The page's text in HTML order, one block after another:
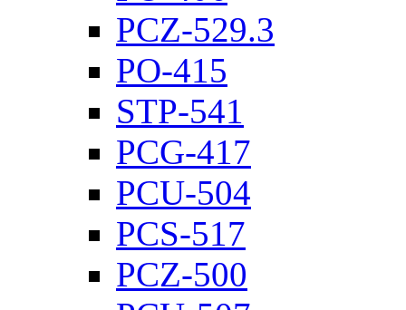
PCZ-529.3
PO-415
STP-541
PCG-417
PCU-504
PCS-517
PCZ-500